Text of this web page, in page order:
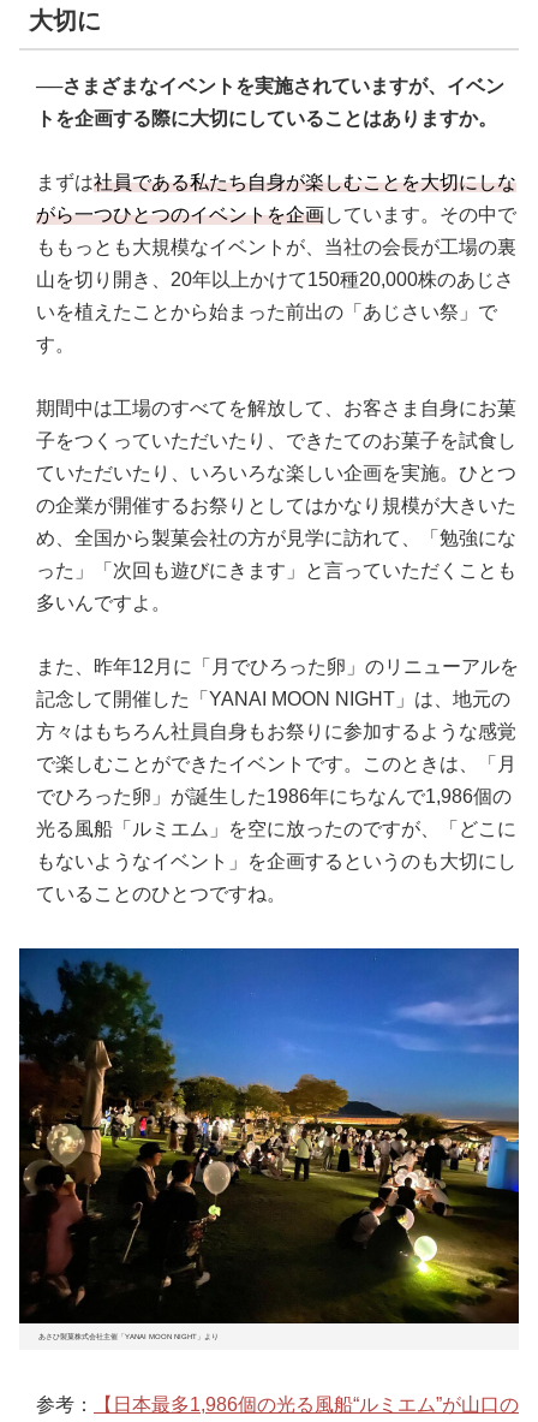
大切に
──さまざまなイベントを実施されていますが、イベン
トを企画する際に大切にしていることはありますか。
まずは社員である私たち自身が楽しむことを大切にしな
がら一つひとつのイベントを企画しています。その中で
ももっとも大規模なイベントが、当社の会長が工場の裏
山を切り開き、20年以上かけて150種20,000株のあじさ
いを植えたことから始まった前出の「あじさい祭」で
す。
期間中は工場のすべてを解放して、お客さま自身にお菓
子をつくっていただいたり、できたてのお菓子を試食し
ていただいたり、いろいろな楽しい企画を実施。ひとつ
の企業が開催するお祭りとしてはかなり規模が大きいた
め、全国から製菓会社の方が見学に訪れて、「勉強にな
った」「次回も遊びにきます」と言っていただくことも
多いんですよ。
また、昨年12月に「月でひろった卵」のリニューアルを
記念して開催した「YANAI MOON NIGHT」は、地元の
方々はもちろん社員自身もお祭りに参加するような感覚
で楽しむことができたイベントです。このときは、「月
でひろった卵」が誕生した1986年にちなんで1,986個の
光る風船「ルミエム」を空に放ったのですが、「どこに
もないようなイベント」を企画するというのも大切にし
ていることのひとつですね。
あさひ製菓株式会社主催「YANAI MOON NIGHT」より
参考： 【日本最多1,986個の光る風船“ルミエム”が山口の